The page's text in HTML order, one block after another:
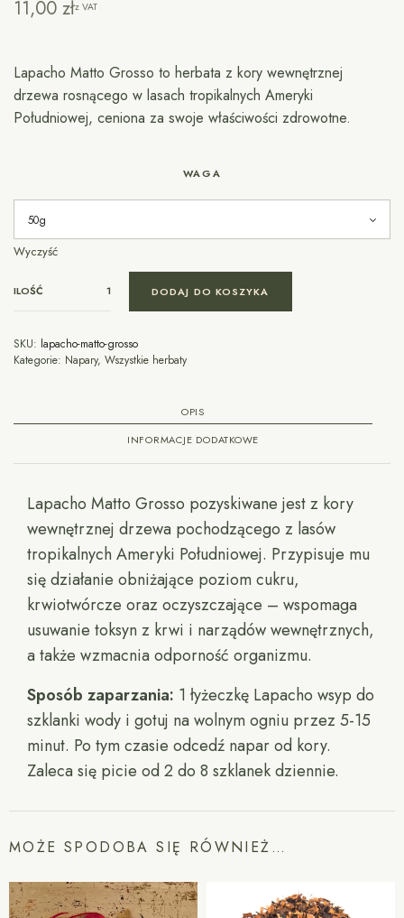
11,00złz VAT
Lapacho Matto Grosso to herbata z kory wewnętrznej
drzewa rosnącego w lasach tropikalnych Ameryki
Południowej, ceniona za swoje właściwości zdrowotne.
WAGA
Wyczyść
ILOŚĆ DODAJ DO KOSZYKA
SKU: lapacho-matto-grosso
Kategorie: Napary, Wszystkie herbaty
OPIS
INFORMACJE DODATKOWE
Lapacho Matto Grosso pozyskiwane jest z kory
wewnętrznej drzewa pochodzącego z lasów
tropikalnych Ameryki Południowej. Przypisuje mu
się działanie obniżające poziom cukru,
krwiotwórcze oraz oczyszczające – wspomaga
usuwanie toksyn z krwi i narządów wewnętrznych,
a także wzmacnia odporność organizmu.
Sposób zaparzania: 1 łyżeczkę Lapacho wsyp do
szklanki wody i gotuj na wolnym ogniu przez 5-15
minut. Po tym czasie odcedź napar od kory.
Zaleca się picie od 2 do 8 szklanek dziennie.
MOŻE SPODOBA SIĘ RÓWNIEŻ…